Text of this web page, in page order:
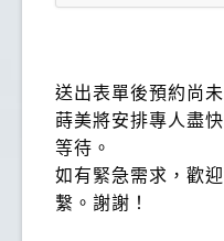
送出表單後預約尚未
蒔美將安排專人盡
等待。
如有緊急需求，歡
繫。謝謝！